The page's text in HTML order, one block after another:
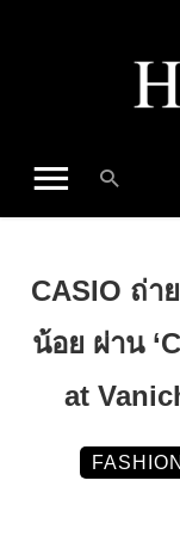
CASIO ถ่า
น้อย ผ่าน
at
FASHION